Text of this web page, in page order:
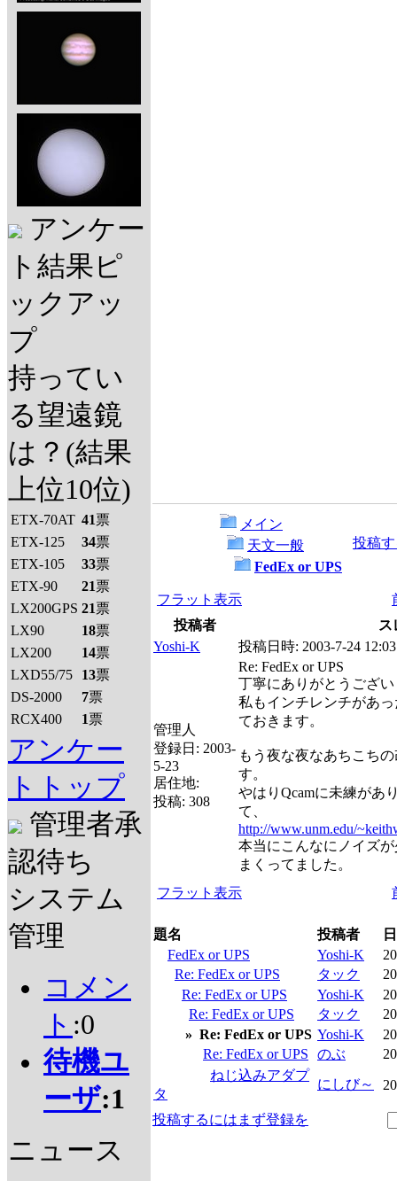
アンケー
ト結果ピ
ックアッ
プ
持ってい
る望遠鏡
は？(結果
上位10位)
ETX-70AT 41票
ETX-125
34票
ETX-105
33票
ETX-90
21票
LX200GPS 21票
LX90
18票
LX200
14票
LXD55/75
13票
DS-2000
7票
RCX400
1票
アンケー
トトップ
管理者承
認待ち
システム
管理
コメン
ト :0
待機ユ
ーザ:1
ニュース
メイン
天文一般
FedEx or UPS
投稿
フラット表示
投稿者
ス
Yoshi-K
投稿日時: 2003-7-24 12:03
管理人
登録日: 2003-
5-23
居住地:
投稿: 308
Re: FedEx or UPS
丁寧にありがとうござ
私もインチレンチがあ
ておきます。
もう夜な夜なあちこち
す。
やはりQcamに未練があ
て、
http://www.unm.edu/
本当にこんなにノイズ
まくってました。
フラット表示
題名 投稿者
FedEx or UPS
Yoshi-K
Re: FedEx or UPS
タック
Re: FedEx or UPS
Yoshi-K
Re: FedEx or UPS
タック
» Re: FedEx or UPS Yoshi-K
Re: FedEx or UPS
のぶ
ねじ込みアダプ
タ
にしび～
投稿するにはまず登録を